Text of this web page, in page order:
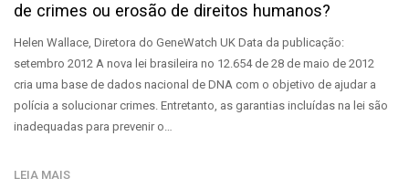
de crimes ou erosão de direitos humanos?
Helen Wallace, Diretora do GeneWatch UK Data da publicação:
setembro 2012 A nova lei brasileira no 12.654 de 28 de maio de 2012
cria uma base de dados nacional de DNA com o objetivo de ajudar a
polícia a solucionar crimes. Entretanto, as garantias incluídas na lei são
inadequadas para prevenir o…
LEIA MAIS